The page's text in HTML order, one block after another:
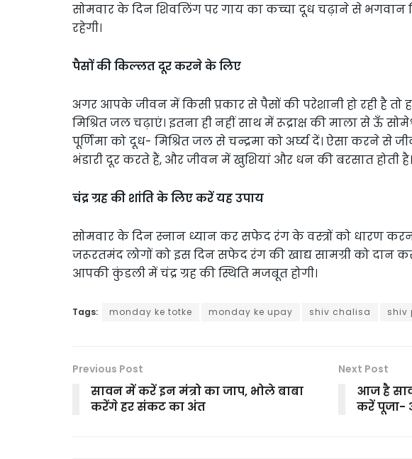
सोमवार के दिन शिवलिंग पर गाय का कच्चा दूध चढ़ाने से
रहेगी।
पैसों की किल्लत दूर करने के लिए
अगर आपके जीवन में किसी प्रकार से पैसों की परेशानी हो रही है
मिश्रित जल चढ़ाएं। इतना ही नहीं साथ में रूद्राक्ष की माला से ऊँ
पूर्णिमा को दूध- मिश्रित जल से चन्द्रमा को अर्घ्य दें। ऐसा करने
भंडारी दूर करते हैं, और जीवन में खुशियां और धन की बरसात होती है।
चंद्र ग्रह की शांति के लिए करें यह उपाय
सोमवार के दिन स्नान ध्यान कर सफेद रंग के वस्त्रों को धारण
जरूरतमंद लोगों को इस दिन सफेद रंग की खाद्य सामग्री को दान
आपकी कुंडली में चंद्र ग्रह की स्थिति मजबूत होगी।
Tags: monday ke totke monday ke upay shiv chalisa shiv
Previous Post
सावन में करें इन मंत्रो का जाप, भोले बाबा
करेंगे हर संकट का अंत
Next Post
आज है
करें पूजा-